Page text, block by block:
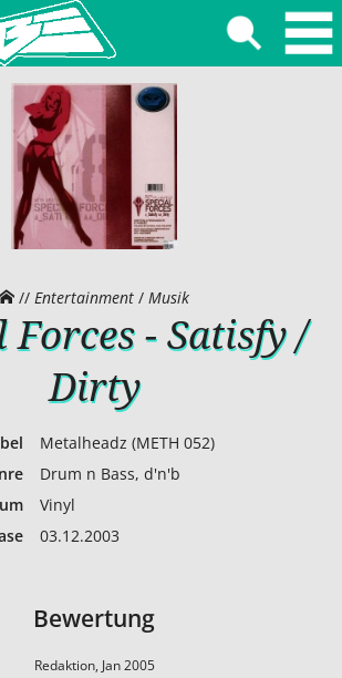
// Entertainment / Musik
Forces - Satisfy /
Dirty
Metalheadz (METH 052)
Drum n Bass, d'n'b
Vinyl
03.12.2003
Bewertung
Redaktion, Jan 2005